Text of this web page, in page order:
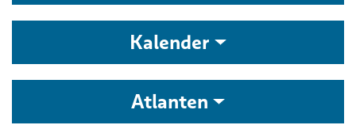
Kalender
Atlanten